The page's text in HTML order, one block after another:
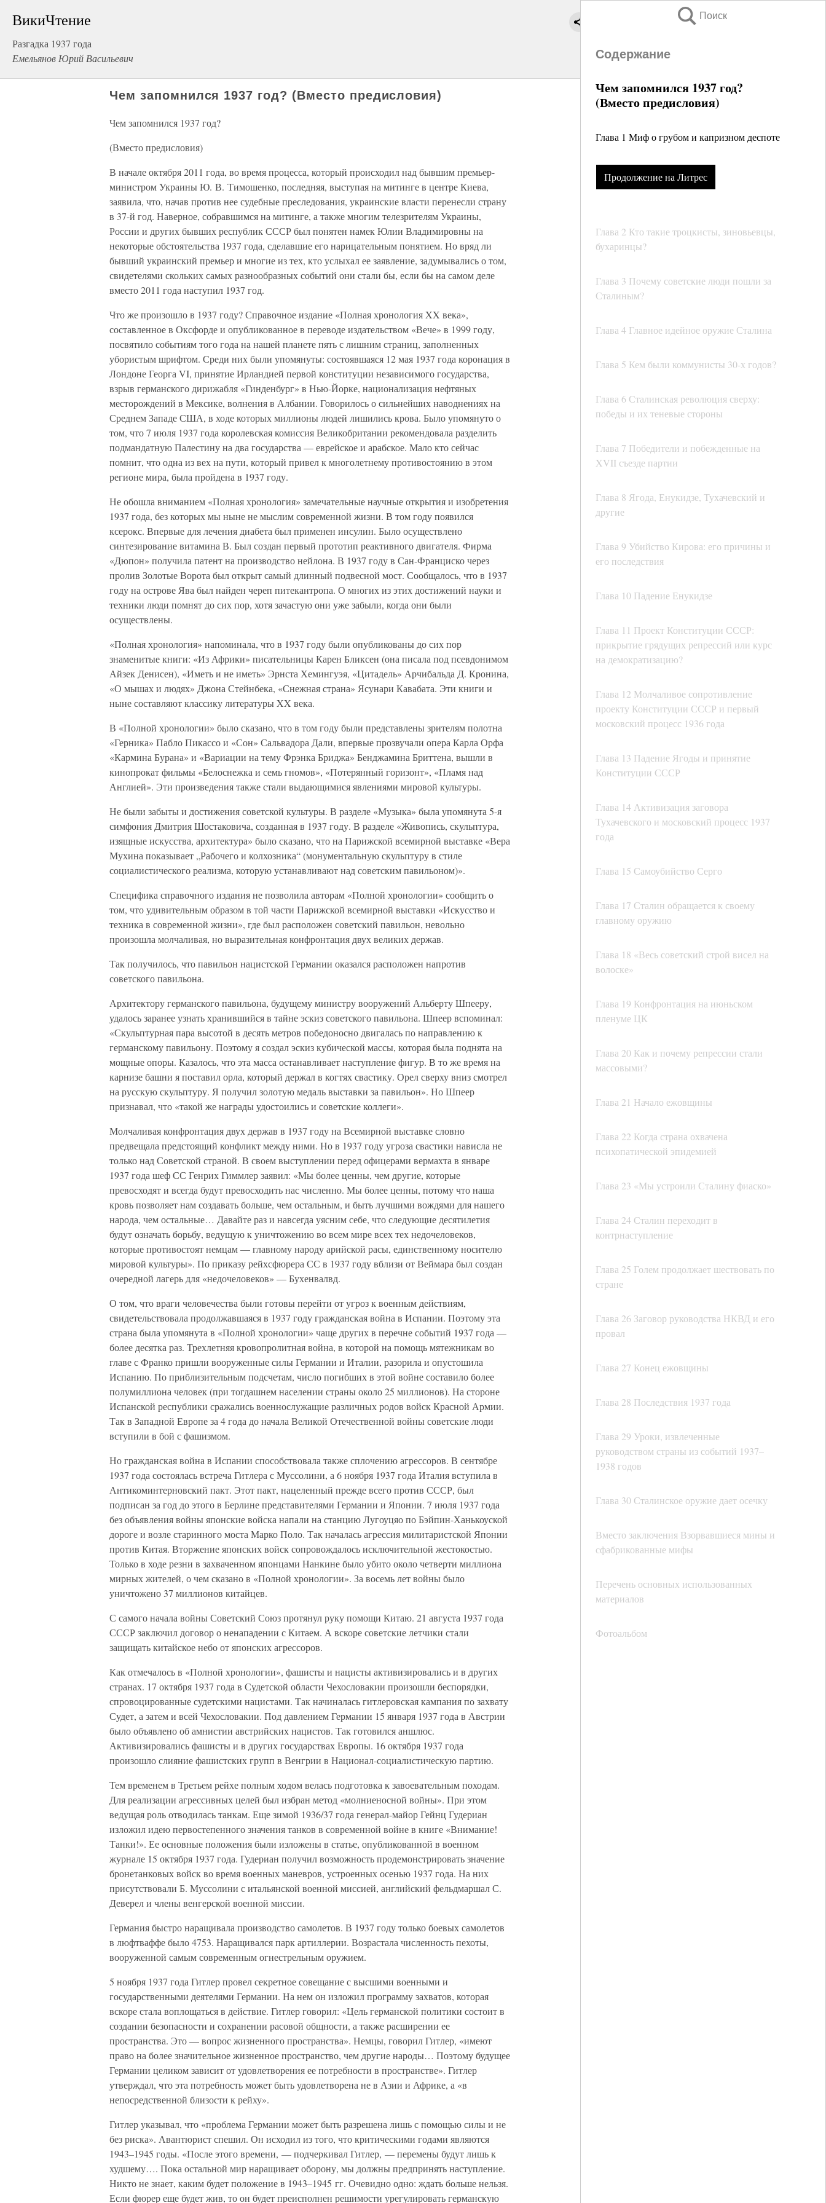
ВикиЧтение
Разгадка 1937 года
Емельянов Юрий Васильевич
Поиск
Содержание
Чем запомнился 1937 год?
(Вместо предисловия)
Глава 1 Миф о грубом и капризном деспоте
Продолжение на Литрес
Глава 2 Кто такие троцкисты, зиновьевцы,
бухаринцы?
Глава 3 Почему советские люди пошли за
Сталиным?
Глава 4 Главное идейное оружие Сталина
Глава 5 Кем были коммунисты 30-х годов?
Глава 6 Сталинская революция сверху:
победы и их теневые стороны
Глава 7 Победители и побежденные на
XVII съезде партии
Глава 8 Ягода, Енукидзе, Тухачевский и
другие
Глава 9 Убийство Кирова: его причины и
его последствия
Глава 10 Падение Енукидзе
Глава 11 Проект Конституции СССР:
прикрытие грядущих репрессий или курс
на демократизацию?
Глава 12 Молчаливое сопротивление
проекту Конституции СССР и первый
московский процесс 1936 года
Глава 13 Падение Ягоды и принятие
Конституции СССР
Глава 14 Активизация заговора
Тухачевского и московский процесс 1937
года
Глава 15 Самоубийство Серго
Глава 17 Сталин обращается к своему
главному оружию
Глава 18 «Весь советский строй висел на
волоске»
Глава 19 Конфронтация на июньском
пленуме ЦК
Глава 20 Как и почему репрессии стали
массовыми?
Глава 21 Начало ежовщины
Глава 22 Когда страна охвачена
психопатической эпидемией
Глава 23 «Мы устроили Сталину фиаско»
Глава 24 Сталин переходит в
контрнаступление
Глава 25 Голем продолжает шествовать по
стране
Глава 26 Заговор руководства НКВД и его
провал
Глава 27 Конец ежовщины
Глава 28 Последствия 1937 года
Глава 29 Уроки, извлеченные
руководством страны из событий 1937–
1938 годов
Глава 30 Сталинское оружие дает осечку
Вместо заключения Взорвавшиеся мины и
сфабрикованные мифы
Перечень основных использованных
материалов
Фотоальбом
Чем запомнился 1937 год? (Вместо предисловия)
Чем запомнился 1937 год?
(Вместо предисловия)
В начале октября 2011 года, во время процесса, который происходил над бывшим премьер-
министром Украины Ю. В. Тимошенко, последняя, выступая на митинге в центре Киева,
заявила, что, начав против нее судебные преследования, украинские власти перенесли страну
в 37-й год. Наверное, собравшимся на митинге, а также многим телезрителям Украины,
России и других бывших республик СССР был понятен намек Юлии Владимировны на
некоторые обстоятельства 1937 года, сделавшие его нарицательным понятием. Но вряд ли
бывший украинский премьер и многие из тех, кто услыхал ее заявление, задумывались о том,
свидетелями скольких самых разнообразных событий они стали бы, если бы на самом деле
вместо 2011 года наступил 1937 год.
Что же произошло в 1937 году? Справочное издание «Полная хронология XX века»,
составленное в Оксфорде и опубликованное в переводе издательством «Вече» в 1999 году,
посвятило событиям того года на нашей планете пять с лишним страниц, заполненных
убористым шрифтом. Среди них были упомянуты: состоявшаяся 12 мая 1937 года коронация в
Лондоне Георга VI, принятие Ирландией первой конституции независимого государства,
взрыв германского дирижабля «Гинденбург» в Нью-Йорке, национализация нефтяных
месторождений в Мексике, волнения в Албании. Говорилось о сильнейших наводнениях на
Среднем Западе США, в ходе которых миллионы людей лишились крова. Было упомянуто о
том, что 7 июля 1937 года королевская комиссия Великобритании рекомендовала разделить
подмандатную Палестину на два государства — еврейское и арабское. Мало кто сейчас
помнит, что одна из вех на пути, который привел к многолетнему противостоянию в этом
регионе мира, была пройдена в 1937 году.
Не обошла вниманием «Полная хронология» замечательные научные открытия и изобретения
1937 года, без которых мы ныне не мыслим современной жизни. В том году появился
ксерокс. Впервые для лечения диабета был применен инсулин. Было осуществлено
синтезирование витамина В. Был создан первый прототип реактивного двигателя. Фирма
«Дюпон» получила патент на производство нейлона. В 1937 году в Сан-Франциско через
пролив Золотые Ворота был открыт самый длинный подвесной мост. Сообщалось, что в 1937
году на острове Ява был найден череп питекантропа. О многих из этих достижений науки и
техники люди помнят до сих пор, хотя зачастую они уже забыли, когда они были
осуществлены.
«Полная хронология» напоминала, что в 1937 году были опубликованы до сих пор
знаменитые книги: «Из Африки» писательницы Карен Бликсен (она писала под псевдонимом
Айзек Денисен), «Иметь и не иметь» Эрнста Хемингуэя, «Цитадель» Арчибальда Д. Кронина,
«О мышах и людях» Джона Стейнбека, «Снежная страна» Ясунари Кавабата. Эти книги и
ныне составляют классику литературы XX века.
В «Полной хронологии» было сказано, что в том году были представлены зрителям полотна
«Герника» Пабло Пикассо и «Сон» Сальвадора Дали, впервые прозвучали опера Карла Орфа
«Кармина Бурана» и «Вариации на тему Фрэнка Бриджа» Бенджамина Бриттена, вышли в
кинопрокат фильмы «Белоснежка и семь гномов», «Потерянный горизонт», «Пламя над
Англией». Эти произведения также стали выдающимися явлениями мировой культуры.
Не были забыты и достижения советской культуры. В разделе «Музыка» была упомянута 5-я
симфония Дмитрия Шостаковича, созданная в 1937 году. В разделе «Живопись, скульптура,
изящные искусства, архитектура» было сказано, что на Парижской всемирной выставке «Вера
Мухина показывает „Рабочего и колхозника“ (монументальную скульптуру в стиле
социалистического реализма, которую устанавливают над советским павильоном)».
Специфика справочного издания не позволила авторам «Полной хронологии» сообщить о
том, что удивительным образом в той части Парижской всемирной выставки «Искусство и
техника в современной жизни», где был расположен советский павильон, невольно
произошла молчаливая, но выразительная конфронтация двух великих держав.
Так получилось, что павильон нацистской Германии оказался расположен напротив
советского павильона.
Архитектору германского павильона, будущему министру вооружений Альберту Шпееру,
удалось заранее узнать хранившийся в тайне эскиз советского павильона. Шпеер вспоминал:
«Скульптурная пара высотой в десять метров победоносно двигалась по направлению к
германскому павильону. Поэтому я создал эскиз кубической массы, которая была поднята на
мощные опоры. Казалось, что эта масса останавливает наступление фигур. В то же время на
карнизе башни я поставил орла, который держал в когтях свастику. Орел сверху вниз смотрел
на русскую скульптуру. Я получил золотую медаль выставки за павильон». Но Шпеер
признавал, что «такой же награды удостоились и советские коллеги».
Молчаливая конфронтация двух держав в 1937 году на Всемирной выставке словно
предвещала предстоящий конфликт между ними. Но в 1937 году угроза свастики нависла не
только над Советской страной. В своем выступлении перед офицерами вермахта в январе
1937 года шеф СС Генрих Гиммлер заявил: «Мы более ценны, чем другие, которые
превосходят и всегда будут превосходить нас численно. Мы более ценны, потому что наша
кровь позволяет нам создавать больше, чем остальным, и быть лучшими вождями для нашего
народа, чем остальные… Давайте раз и навсегда уясним себе, что следующие десятилетия
будут означать борьбу, ведущую к уничтожению во всем мире всех тех недочеловеков,
которые противостоят немцам — главному народу арийской расы, единственному носителю
мировой культуры». По приказу рейхсфюрера СС в 1937 году вблизи от Веймара был создан
очередной лагерь для «недочеловеков» — Бухенвалвд.
О том, что враги человечества были готовы перейти от угроз к военным действиям,
свидетельствовала продолжавшаяся в 1937 году гражданская война в Испании. Поэтому эта
страна была упомянута в «Полной хронологии» чаще других в перечне событий 1937 года —
более десятка раз. Трехлетняя кровопролитная война, в которой на помощь мятежникам во
главе с Франко пришли вооруженные силы Германии и Италии, разорила и опустошила
Испанию. По приблизительным подсчетам, число погибших в этой войне составило более
полумиллиона человек (при тогдашнем населении страны около 25 миллионов). На стороне
Испанской республики сражались военнослужащие различных родов войск Красной Армии.
Так в Западной Европе за 4 года до начала Великой Отечественной войны советские люди
вступили в бой с фашизмом.
Но гражданская война в Испании способствовала также сплочению агрессоров. В сентябре
1937 года состоялась встреча Гитлера с Муссолини, а 6 ноября 1937 года Италия вступила в
Антикоминтерновский пакт. Этот пакт, нацеленный прежде всего против СССР, был
подписан за год до этого в Берлине представителями Германии и Японии. 7 июля 1937 года
без объявления войны японские войска напали на станцию Лугоуцяо по Бэйпин-Ханькоуской
дороге и возле старинного моста Марко Поло. Так началась агрессия милитаристской Японии
против Китая. Вторжение японских войск сопровождалось исключительной жестокостью.
Только в ходе резни в захваченном японцами Нанкине было убито около четверти миллиона
мирных жителей, о чем сказано в «Полной хронологии». За восемь лет войны было
уничтожено 37 миллионов китайцев.
С самого начала войны Советский Союз протянул руку помощи Китаю. 21 августа 1937 года
СССР заключил договор о ненападении с Китаем. А вскоре советские летчики стали
защищать китайское небо от японских агрессоров.
Как отмечалось в «Полной хронологии», фашисты и нацисты активизировались и в других
странах. 17 октября 1937 года в Судетской области Чехословакии произошли беспорядки,
спровоцированные судетскими нацистами. Так начиналась гитлеровская кампания по захвату
Судет, а затем и всей Чехословакии. Под давлением Германии 15 января 1937 года в Австрии
было объявлено об амнистии австрийских нацистов. Так готовился аншлюс.
Активизировались фашисты и в других государствах Европы. 16 октября 1937 года
произошло слияние фашистских групп в Венгрии в Национал-социалистическую партию.
Тем временем в Третьем рейхе полным ходом велась подготовка к завоевательным походам.
Для реализации агрессивных целей был избран метод «молниеносной войны». При этом
ведущая роль отводилась танкам. Еще зимой 1936/37 года генерал-майор Гейнц Гудериан
изложил идею первостепенного значения танков в современной войне в книге «Внимание!
Танки!». Ее основные положения были изложены в статье, опубликованной в военном
журнале 15 октября 1937 года. Гудериан получил возможность продемонстрировать значение
бронетанковых войск во время военных маневров, устроенных осенью 1937 года. На них
присутствовали Б. Муссолини с итальянской военной миссией, английский фельдмаршал С.
Деверел и члены венгерской военной миссии.
Германия быстро наращивала производство самолетов. В 1937 году только боевых самолетов
в люфтваффе было 4753. Наращивался парк артиллерии. Возрастала численность пехоты,
вооруженной самым современным огнестрельным оружием.
5 ноября 1937 года Гитлер провел секретное совещание с высшими военными и
государственными деятелями Германии. На нем он изложил программу захватов, которая
вскоре стала воплощаться в действие. Гитлер говорил: «Цель германской политики состоит в
создании безопасности и сохранении расовой общности, а также расширении ее
пространства. Это — вопрос жизненного пространства». Немцы, говорил Гитлер, «имеют
право на более значительное жизненное пространство, чем другие народы… Поэтому будущее
Германии целиком зависит от удовлетворения ее потребности в пространстве». Гитлер
утверждал, что эта потребность может быть удовлетворена не в Азии и Африке, а «в
непосредственной близости к рейху».
Гитлер указывал, что «проблема Германии может быть разрешена лишь с помощью силы и не
без риска». Авантюрист спешил. Он исходил из того, что критическими годами являются
1943–1945 годы. «После этого времени, — подчеркивал Гитлер, — перемены будут лишь к
худшему…. Пока остальной мир наращивает оборону, мы должны предпринять наступление.
Никто не знает, каким будет положение в 1943–1945 гг. Очевидно одно: ждать больше нельзя.
Если фюрер еще будет жив, то он будет преисполнен решимости урегулировать германскую